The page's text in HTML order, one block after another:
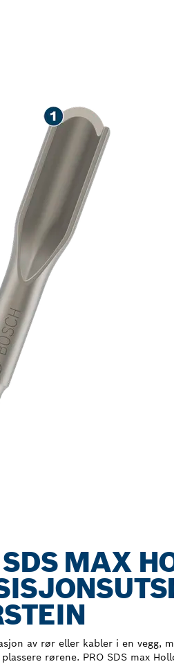
MAX
av rør eller kabler i en vegg,
rørene. PRO SDS max